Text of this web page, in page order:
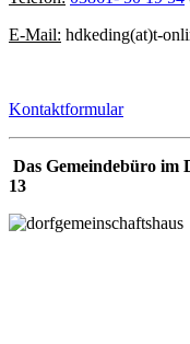
E-Mail: hdkeding(at)t-
Kontaktformular
Das Gemeindebüro im
13